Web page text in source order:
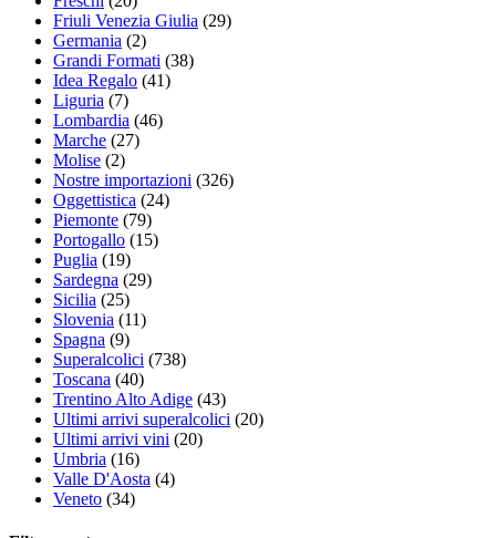
Friuli Venezia Giulia (29)
Germania (2)
Grandi Formati (38)
Idea Regalo (41)
Liguria (7)
Lombardia (46)
Marche (27)
Molise (2)
Nostre importazioni (326)
Oggettistica (24)
Piemonte (79)
Portogallo (15)
Puglia (19)
Sardegna (29)
Sicilia (25)
Slovenia (11)
Spagna (9)
Superalcolici (738)
Toscana (40)
Trentino Alto Adige (43)
Ultimi arrivi superalcolici (20)
Ultimi arrivi vini (20)
Umbria (16)
Valle D'Aosta (4)
Veneto (34)